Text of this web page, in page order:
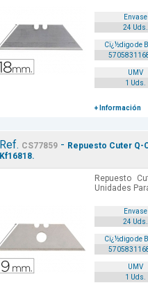
Envase
24 Uds.
Cï¿½digo de
UMV
1 Uds.
+ Información
Ref. CS77859- Repuesto Cuter Q-
Kf16818.
Repuesto
Unidades
Envase
24 Uds.
Cï¿½digo de
UMV
1 Uds.